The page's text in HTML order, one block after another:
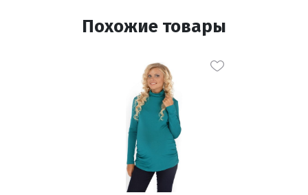
Похожие товары